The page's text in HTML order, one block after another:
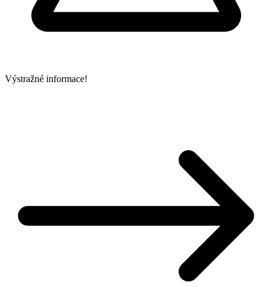
Výstražné informace!